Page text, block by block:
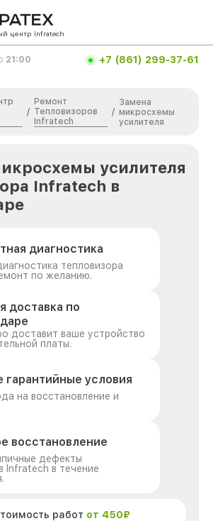
центр Infratech
21:00 +7 (861) 299-37-61
/
Ремонт
Тепловизоров
Infratech
/
Замена
микросхемы
усилителя
усилителя
Infratech в
диагностика
тепловизора
по желанию.
доставка по
доставит ваше устройство
платы.
гарантийные условия
на восстановление и
восстановление
дефекты
Infratech в течение
работ от 450₽